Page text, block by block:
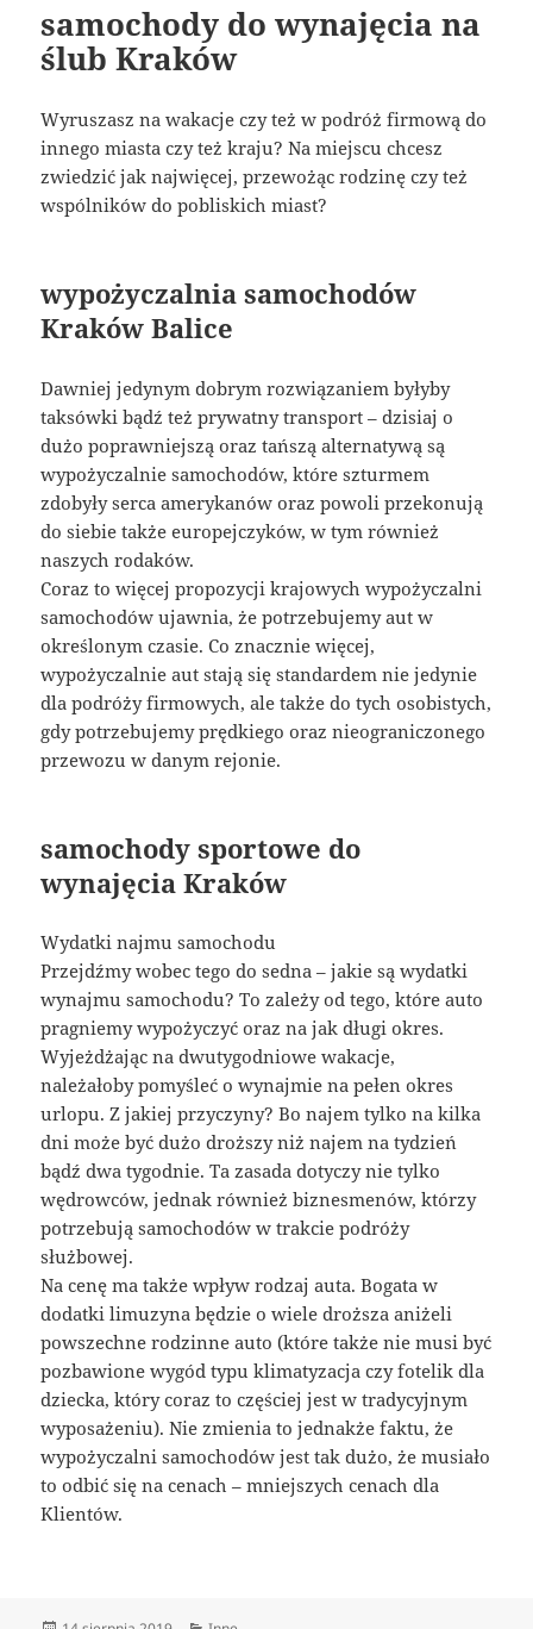
samochody do wynajęcia na
ślub Kraków
Wyruszasz na wakacje czy też w podróż firmową do
innego miasta czy też kraju? Na miejscu chcesz
zwiedzić jak najwięcej, przewożąc rodzinę czy też
wspólników do pobliskich miast?
wypożyczalnia samochodów
Kraków Balice
Dawniej jedynym dobrym rozwiązaniem byłyby
taksówki bądź też prywatny transport – dzisiaj o
dużo poprawniejszą oraz tańszą alternatywą są
wypożyczalnie samochodów, które szturmem
zdobyły serca amerykanów oraz powoli przekonują
do siebie także europejczyków, w tym również
naszych rodaków.
Coraz to więcej propozycji krajowych wypożyczalni
samochodów ujawnia, że potrzebujemy aut w
określonym czasie. Co znacznie więcej,
wypożyczalnie aut stają się standardem nie jedynie
dla podróży firmowych, ale także do tych osobistych,
gdy potrzebujemy prędkiego oraz nieograniczonego
przewozu w danym rejonie.
samochody sportowe do
wynajęcia Kraków
Wydatki najmu samochodu
Przejdźmy wobec tego do sedna – jakie są wydatki
wynajmu samochodu? To zależy od tego, które auto
pragniemy wypożyczyć oraz na jak długi okres.
Wyjeżdżając na dwutygodniowe wakacje,
należałoby pomyśleć o wynajmie na pełen okres
urlopu. Z jakiej przyczyny? Bo najem tylko na kilka
dni może być dużo droższy niż najem na tydzień
bądź dwa tygodnie. Ta zasada dotyczy nie tylko
wędrowców, jednak również biznesmenów, którzy
potrzebują samochodów w trakcie podróży
służbowej.
Na cenę ma także wpływ rodzaj auta. Bogata w
dodatki limuzyna będzie o wiele droższa aniżeli
powszechne rodzinne auto (które także nie musi być
pozbawione wygód typu klimatyzacja czy fotelik dla
dziecka, który coraz to częściej jest w tradycyjnym
wyposażeniu). Nie zmienia to jednakże faktu, że
wypożyczalni samochodów jest tak dużo, że musiało
to odbić się na cenach – mniejszych cenach dla
Klientów.